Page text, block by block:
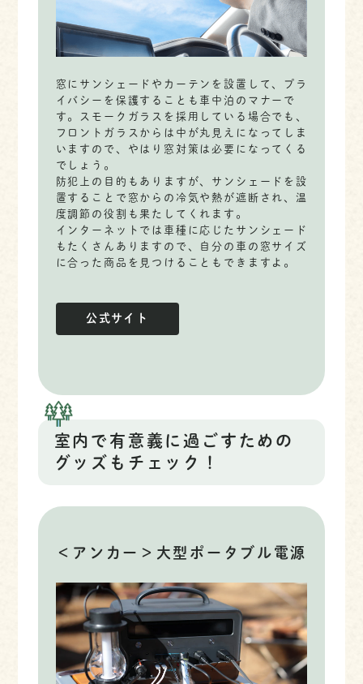
窓にサンシェードやカーテンを設置して、プラ
イバシーを保護することも車中泊のマナーで
す。スモークガラスを採用している場合でも、
フロントガラスからは中が丸見えになってしま
いますので、やはり窓対策は必要になってくる
でしょう。
防犯上の目的もありますが、サンシェードを設
置することで窓からの冷気や熱が遮断され、温
度調節の役割も果たしてくれます。
インターネットでは車種に応じたサンシェード
もたくさんありますので、自分の車の窓サイズ
に合った商品を見つけることもできますよ。
公式サイト
室内で有意義に過ごすための
グッズもチェック！
＜アンカー＞大型ポータブル電源